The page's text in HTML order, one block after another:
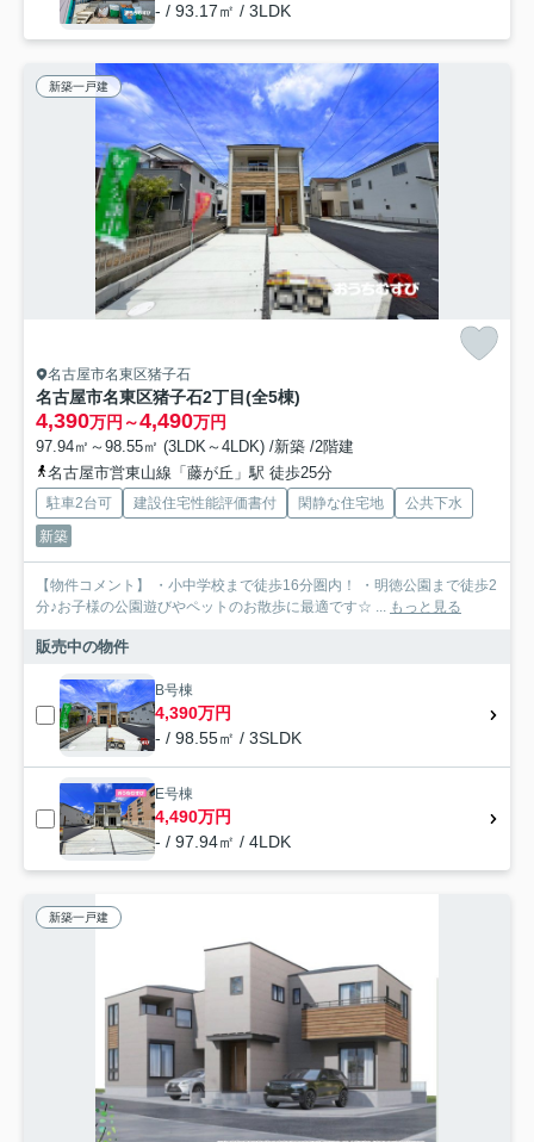
- / 93.17㎡ / 3LDK
新築一戸建
名古屋市名東区猪子石
名古屋市名東区猪子石2丁目(全5棟)
4,390万円～4,490万円
97.94㎡～98.55㎡ (3LDK～4LDK) /新築 /2階建
名古屋市営東山線「藤が丘」駅 徒歩25分
駐車2台可 建設住宅性能評価書付 閑静な住宅地
公共下水
新築
【物件コメント】 ・小中学校まで徒歩16分圏内！ ・明徳公園まで徒歩2
分♪お子様の公園遊びやペットのお散歩に最適です☆ ... もっと見る
販売中の物件
B号棟
4,390万円
- / 98.55㎡ / 3SLDK
E号棟
4,490万円
- / 97.94㎡ / 4LDK
新築一戸建